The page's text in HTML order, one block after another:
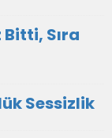
Bitti, Sıra
Sessizlik